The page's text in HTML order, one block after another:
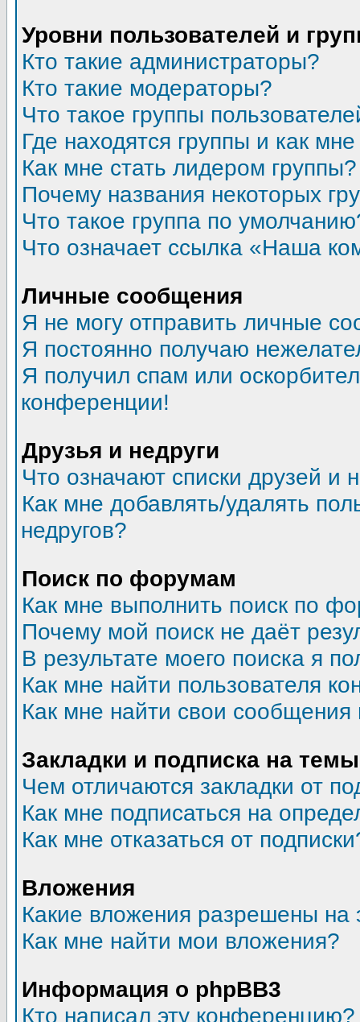
Уровни пользователей и
Кто такие администраторы?
Кто такие модераторы?
Что такое группы
Где находятся группы и как
Как мне стать лидером группы?
Почему названия некоторых
Что такое группа по
Что означает ссылка «Наша
Личные сообщения
Я не могу отправить личные
Я постоянно получаю
Я получил спам или
конференции!
Друзья и недруги
Что означают списки друзей и
Как мне добавлять/удалять
недругов?
Поиск по форумам
Как мне выполнить поиск по
Почему мой поиск не даёт
В результате моего поиска я
Как мне найти пользователя
Как мне найти свои
Закладки и подписка на темы
Чем отличаются закладки от
Как мне подписаться на
Как мне отказаться от
Вложения
Какие вложения разрешены на
Как мне найти мои вложения?
Информация о phpBB3
Кто написал эту конференцию?